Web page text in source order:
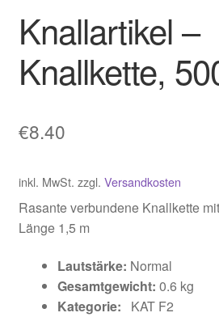
Knallartikel –
Knallkette,
€8.40
inkl. MwSt. zzgl. Versandkosten
Rasante verbundene Knallkette
Länge 1,5 m
Lautstärke: Normal
Gesamtgewicht: 0.6 kg
Kategorie:
KAT F2